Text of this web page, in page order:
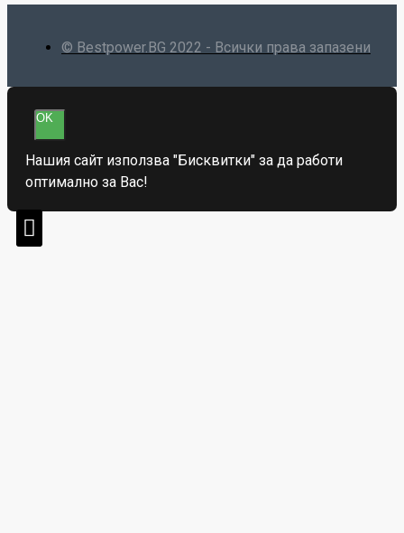
© Bestpower.BG 2022 - Всички права запазени
OK
Нашия сайт използва "Бисквитки" за да работи
оптимално за Вас!